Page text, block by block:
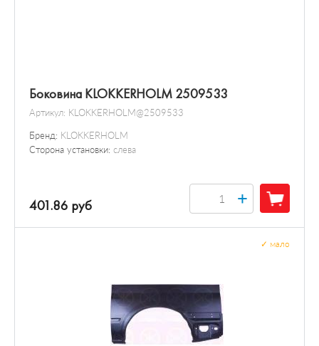
Боковина KLOKKERHOLM 2509533
Артикул: KLOKKERHOLM@2509533
Бренд: KLOKKERHOLM
Сторона установки: слева
401.86 руб +
мало